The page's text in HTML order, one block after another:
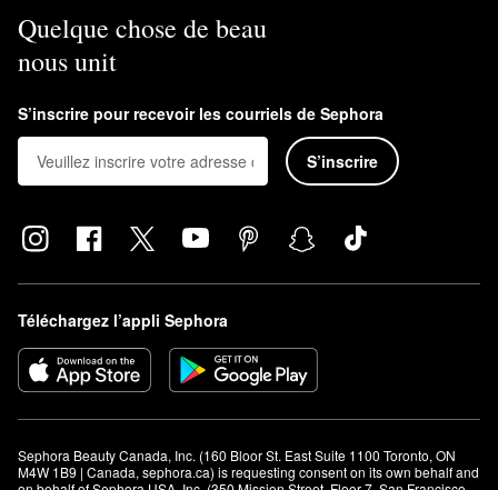
Quelque chose de beau
nous unit
S’inscrire pour recevoir les courriels de Sephora
S’inscrire
Téléchargez l’appli Sephora
Sephora Beauty Canada, Inc. (160 Bloor St. East Suite 1100 Toronto, ON
M4W 1B9 | Canada, sephora.ca) is requesting consent on its own behalf and